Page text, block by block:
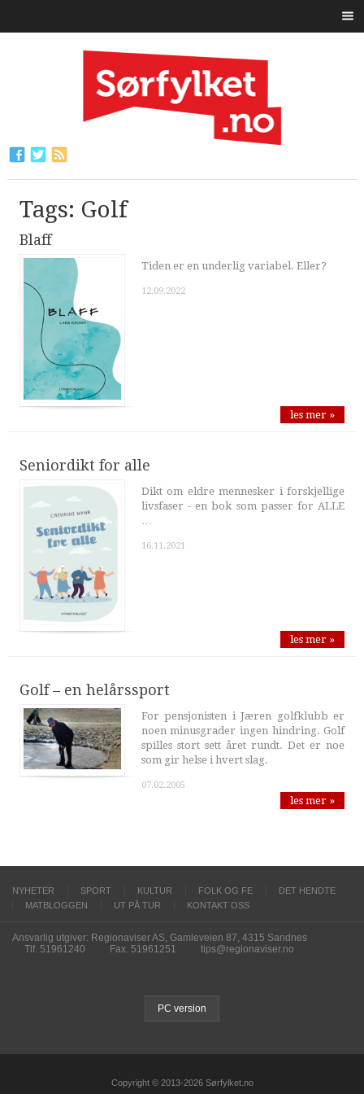
Tags: Golf
Blaff
Tiden er en underlig variabel. Eller?
12.09.2022
les mer »
Seniordikt for alle
Dikt om eldre mennesker i forskjellige
livsfaser - en bok som passer for ALLE
16.11.2021
les mer »
Golf – en helårssport
For pensjonisten i Jæren golfklubb er
noen minusgrader ingen hindring. Golf
spilles stort sett året rundt. Det er noe
som gir helse i hvert slag.
07.02.2005
les mer »
NYHETER SPORT KULTUR FOLK OG FE
DET HENDTE
MATBLOGGEN
UT PÅ TUR KONTAKT OSS
Ansvarlig utgiver: Regionaviser AS, Gamleveien 87, 4315 Sandnes
Tlf. 51961240
Fax. 51961251 tips@regionaviser.no
PC version
Copyright © 2013-2026 Sørfylket.no